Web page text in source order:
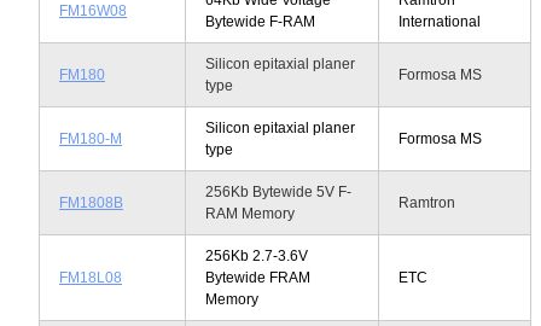
FM16W08
Bytewide F-RAM
International
FM180
Silicon epitaxial planer
type
Formosa MS
FM180-M
Silicon epitaxial planer
type
Formosa MS
FM1808B
256Kb Bytewide 5V F-
RAM Memory
Ramtron
FM18L08
256Kb 2.7-3.6V
Bytewide FRAM
Memory
ETC